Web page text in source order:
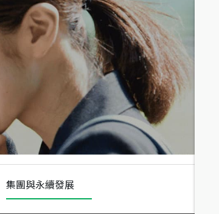
總價
490萬
1,808
集團與永續發展